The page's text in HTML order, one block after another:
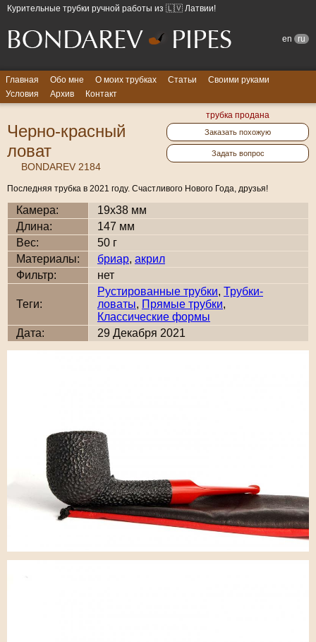
Курительные трубки ручной работы из 🇱🇻 Латвии!
en ru
Главная Обо мне О моих трубках Статьи
Своими руками
Условия
Архив Контакт
трубка продана
Заказать похожую
Задать вопрос
Черно-красный
ловат
BONDAREV 2184
Последняя трубка в 2021 году. Счастливого Нового Года, друзья!
Камера:
19x38 мм
Длина:
147 мм
Вес:
50 г
Материалы:
бриар, акрил
Фильтр:
нет
Теги:
Рустированные трубки, Трубки-
ловаты, Прямые трубки,
Классические формы
Дата:
29 Декабря 2021